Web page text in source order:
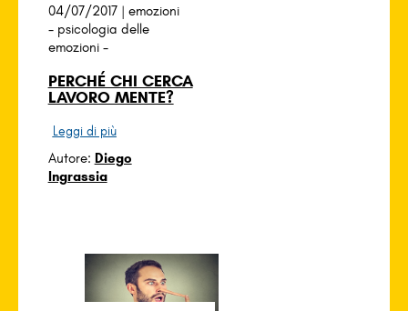
04/07/2017 | emozioni
- psicologia delle
emozioni-
PERCHÉ CHI CERCA
LAVORO MENTE?
Leggi di più
Autore: Diego
Ingrassia